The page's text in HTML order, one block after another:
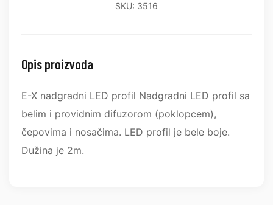
SKU: 3516
Opis proizvoda
E-X nadgradni LED profil Nadgradni LED profil sa
belim i providnim difuzorom (poklopcem),
čepovima i nosačima. LED profil je bele boje.
Dužina je 2m.